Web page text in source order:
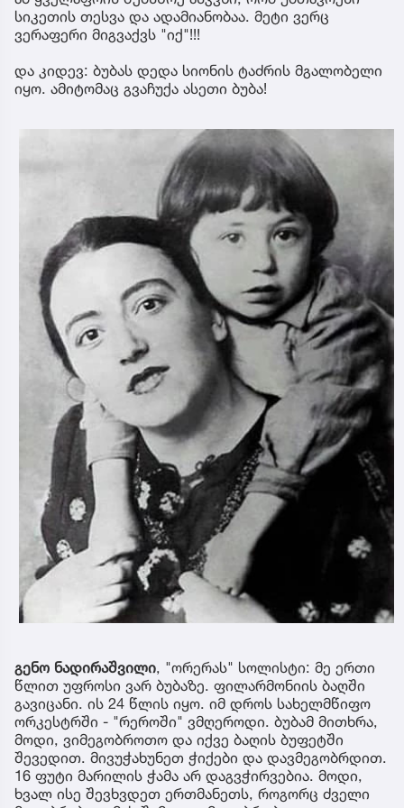
სიკეთის თესვა და ადამიანობაა. მეტი ვერც
ვერაფერი მიგვაქვს "იქ"!!!
და კიდევ: ბუბას დედა სიონის ტაძრის მგალობელი
იყო. ამიტომაც გვაჩუქა ასეთი ბუბა!
გენო ნადირაშვილი, "ორერას" სოლისტი: მე ერთი
წლით უფროსი ვარ ბუბაზე. ფილარმონიის ბაღში
გავიცანი. ის 24 წლის იყო. იმ დროს სახელმწიფო
ორკესტრში - "რეროში" ვმღეროდი. ბუბამ მითხრა,
მოდი, ვიმეგობროთო და იქვე ბაღის ბუფეტში
შევედით. მივუჭახუნეთ ჭიქები და დავმეგობრდით.
16 ფუტი მარილის ჭამა არ დაგვჭირვებია. მოდი,
ხვალ ისე შევხვდეთ ერთმანეთს, როგორც ძველი